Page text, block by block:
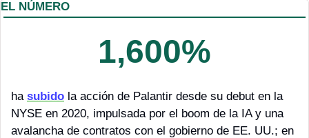
EL NÚMERO
1,600%
ha subido la acción de Palantir desde su debut en la
NYSE en 2020, impulsada por el boom de la IA y una
avalancha de contratos con el gobierno de EE. UU.; en